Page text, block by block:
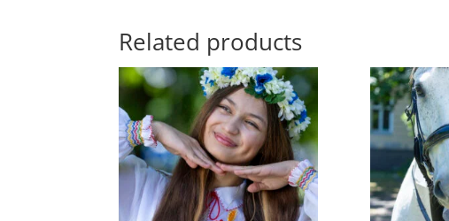
Related products